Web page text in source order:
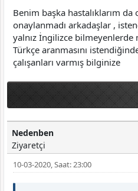
Benim başka hastalıklarım
onaylanmadı arkadaşlar ,
yalnız İngilizce
Türkçe aranmasını
çalışanları varmış bilginize
Nedenben
Ziyaretçi
10-03-2020, Saat: 23:00